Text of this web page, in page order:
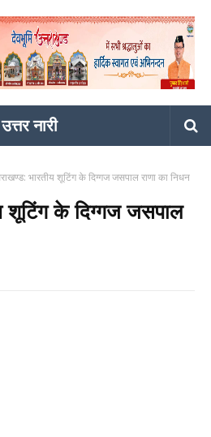
उत्तर नारी
भारतीय शूटिंग के दिग्गज जसपाल राणा का निधन
शूटिंग के दिग्गज जसपाल